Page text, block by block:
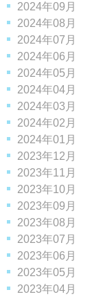
2024年09月
2024年08月
2024年07月
2024年06月
2024年05月
2024年04月
2024年03月
2024年02月
2024年01月
2023年12月
2023年11月
2023年10月
2023年09月
2023年08月
2023年07月
2023年06月
2023年05月
2023年04月